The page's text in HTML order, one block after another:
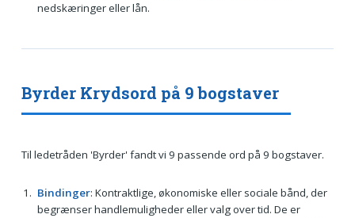
nedskæringer eller lån.
Byrder Krydsord på 9 bogstaver
Til ledetråden 'Byrder' fandt vi 9 passende ord på 9 bogstaver.
Bindinger: Kontraktlige, økonomiske eller sociale bånd, der
begrænser handlemuligheder eller valg over tid. De er